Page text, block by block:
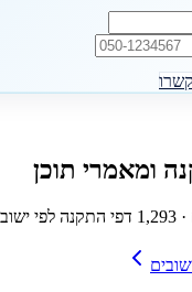
ומאמרי תוכן
· 1,293 דפי התקנה לפי ישוב